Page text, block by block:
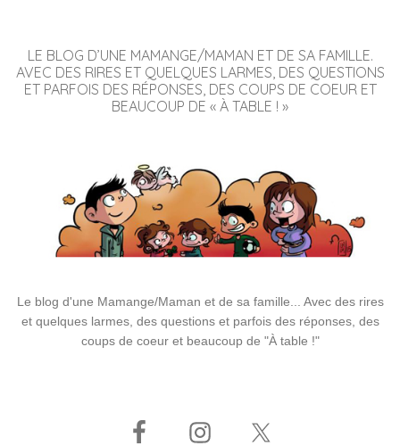
LE BLOG D’UNE MAMANGE/MAMAN ET DE SA FAMILLE.
AVEC DES RIRES ET QUELQUES LARMES, DES QUESTIONS
ET PARFOIS DES RÉPONSES, DES COUPS DE COEUR ET
BEAUCOUP DE « À TABLE ! »
Le blog d'une Mamange/Maman et de sa famille... Avec des rires
et quelques larmes, des questions et parfois des réponses, des
coups de coeur et beaucoup de "À table !"